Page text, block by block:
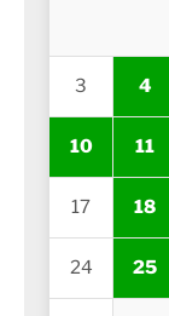
3 4
10 11
17 18
24 25